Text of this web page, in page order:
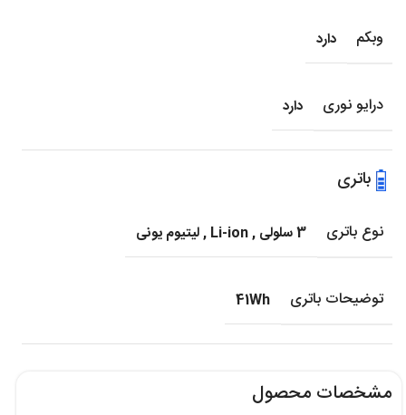
وبکم دارد
درایو نوری دارد
باتری
نوع باتری 3 سلولی ,
Li-ion
,لیتیوم یونی
توضیحات باتری 41Wh
مشخصات محصول